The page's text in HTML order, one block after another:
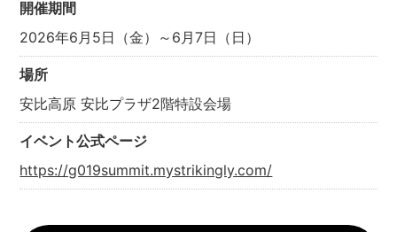
開催期間
2026年6月5日（金）～6月7日（日）
場所
安比高原 安比プラザ2階特設会場
イベント公式ページ
https://g019summit.mystrikingly.com/